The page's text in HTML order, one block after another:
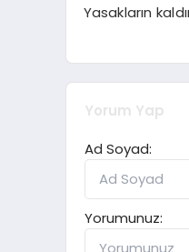
Yasakların
Yorum Yap
Ad Soyad:
Yorumunuz: